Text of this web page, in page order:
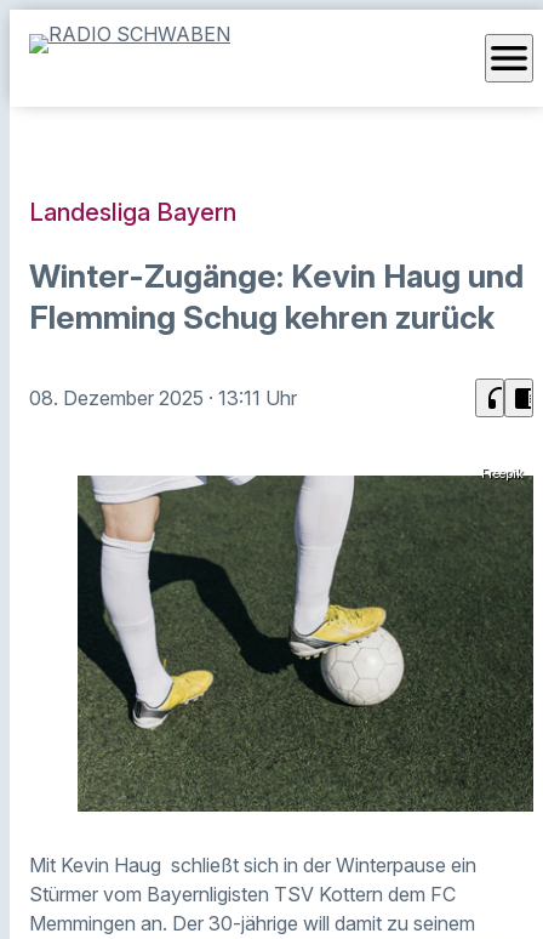
menu
Landesliga Bayern
Winter-Zugänge: Kevin Haug und
Flemming Schug kehren zurück
08. Dezember 2025 · 13:11 Uhr headphones chrome_reader_mode
Freepik
Mit Kevin Haug schließt sich in der Winterpause ein
Stürmer vom Bayernligisten TSV Kottern dem FC
Memmingen an. Der 30-jährige will damit zu seinem